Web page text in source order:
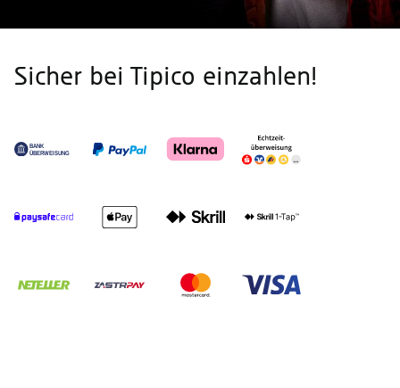
Sicher bei Tipico einzahlen!